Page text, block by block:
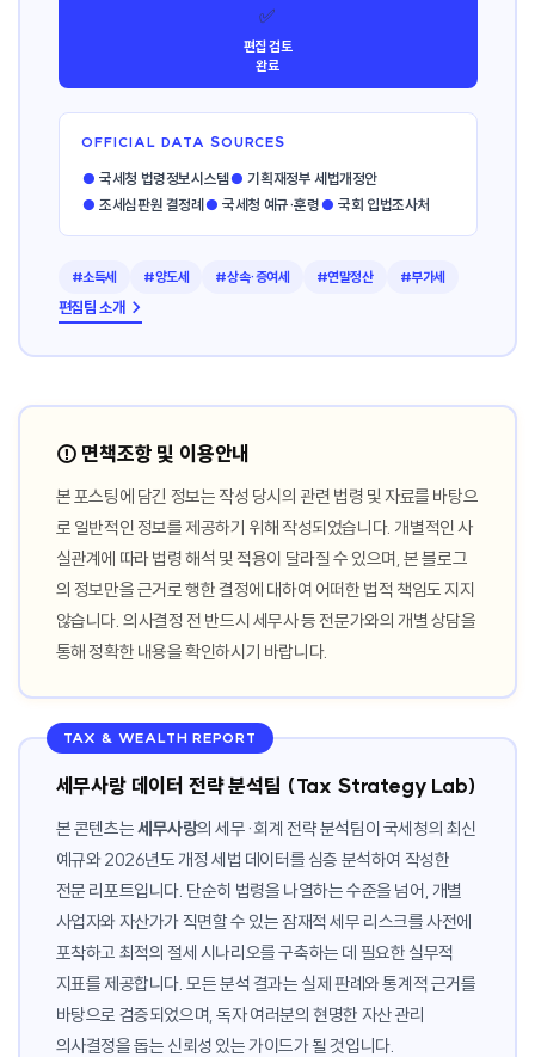
✅
편집 검토
완료
OFFICIAL DATA SOURCES
● 국세청 법령정보시스템● 기획재정부 세법개정안
● 조세심판원 결정례 ● 국세청 예규·훈령● 국회 입법조사처
#소득세 #양도세 #상속·증여세 #연말정산 #부가세
편집팀 소개 →
⚠️ 면책조항 및 이용안내
본 포스팅에 담긴 정보는 작성 당시의 관련 법령 및 자료를 바탕으
로 일반적인 정보를 제공하기 위해 작성되었습니다. 개별적인 사
실관계에 따라 법령 해석 및 적용이 달라질 수 있으며, 본 블로그
의 정보만을 근거로 행한 결정에 대하여 어떠한 법적 책임도 지지
않습니다. 의사결정 전 반드시 세무사 등 전문가와의 개별 상담을
통해 정확한 내용을 확인하시기 바랍니다.
TAX & WEALTH REPORT
세무사랑 데이터 전략 분석팀 (Tax Strategy Lab)
본 콘텐츠는세무사랑의 세무·회계 전략 분석팀이 국세청의 최신
예규와 2026년도 개정 세법 데이터를 심층 분석하여 작성한
전문 리포트입니다. 단순히 법령을 나열하는 수준을 넘어, 개별
사업자와 자산가가 직면할 수 있는 잠재적 세무 리스크를 사전에
포착하고 최적의 절세 시나리오를 구축하는 데 필요한 실무적
지표를 제공합니다. 모든 분석 결과는 실제 판례와 통계적 근거를
바탕으로 검증되었으며, 독자 여러분의 현명한 자산 관리
의사결정을 돕는 신뢰성 있는 가이드가 될 것입니다.